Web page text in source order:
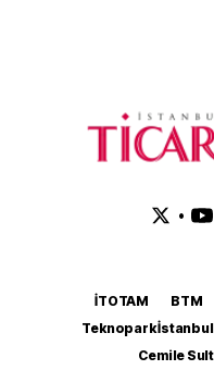
•
İTOTAM BTM
Teknopark İstanbul
Cemile